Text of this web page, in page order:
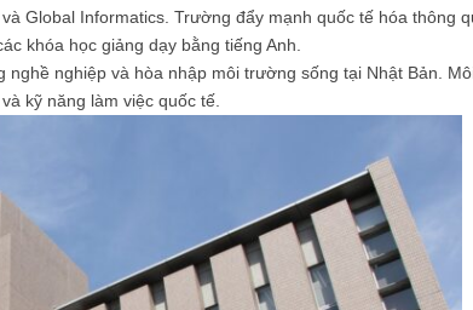
Global Informatics. Trường đẩy mạnh quốc tế hóa thông
khóa học giảng dạy bằng tiếng Anh.
nghiệp và hòa nhập môi trường sống tại Nhật Bản.
kỹ năng làm việc quốc tế.